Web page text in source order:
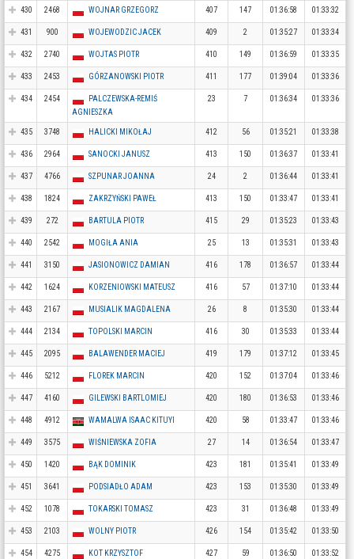
430 2468 WOJNAR GRZEGORZ 407 147 01:36:58 01:33:32
431 900 WOJEWODZIC JACEK 409 2 01:35:27 01:33:34
432 2740 WOJTAS PIOTR 410 149 01:36:59 01:33:35
433 2453 GÓRZANOWSKI PIOTR 411 177 01:39:04 01:33:36
434 2454
PALCZEWSKA-REMIŚ
AGNIESZKA
23 7 01:36:34 01:33:36
435 3748 HALICKI MIKOŁAJ 412 56 01:35:21 01:33:38
436 2964 SANOCKI JANUSZ 413 150 01:36:37 01:33:41
437 4766 SZPUNAR JOANNA 24 2 01:36:44 01:33:41
438 1824 ZAKRZYŃSKI PAWEŁ 413 150 01:33:47 01:33:41
439 272 BARTULA PIOTR 415 29 01:35:23 01:33:43
440 2542 MOGIŁA ANIA 25 13 01:35:31 01:33:43
441 3150 JASIONOWICZ DAMIAN 416 178 01:36:57 01:33:44
442 1624 KORZENIOWSKI MATEUSZ 416 57 01:37:10 01:33:44
443 2167 MUSIALIK MAGDALENA 26 8 01:35:30 01:33:44
444 2134 TOPOLSKI MARCIN 416 30 01:35:33 01:33:44
445 2095 BALAWENDER MACIEJ 419 179 01:37:12 01:33:45
446 5212 FLOREK MARCIN 420 152 01:37:04 01:33:46
447 4160 GILEWSKI BARTLOMIEJ 420 180 01:36:53 01:33:46
448 4912 WAMALWA ISAAC KITUYI 420 58 01:33:47 01:33:46
449 3575 WIŚNIEWSKA ZOFIA 27 14 01:36:54 01:33:47
450 1420 BĄK DOMINIK 423 181 01:35:41 01:33:49
451 3641 PODSIADŁO ADAM 423 153 01:35:30 01:33:49
452 1078 TOKARSKI TOMASZ 423 31 01:36:48 01:33:49
453 2103 WOLNY PIOTR 426 154 01:35:42 01:33:50
454 4275 KOT KRZYSZTOF 427 59 01:36:50 01:33:52